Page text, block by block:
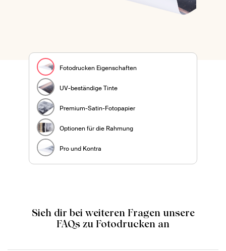
Fotodrucken Eigenschaften
UV-beständige Tinte
Premium-Satin-Fotopapier
Optionen für die Rahmung
Pro und Kontra
Sieh dir bei weiteren Fragen unsere
FAQs zu Fotodrucken an